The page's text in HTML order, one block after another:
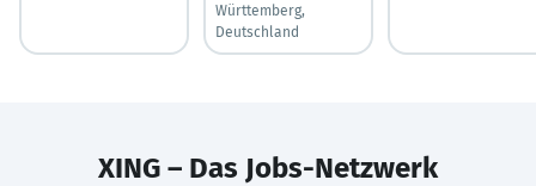
Württemberg,
Deutschland
XING – Das Jobs-Netzwerk